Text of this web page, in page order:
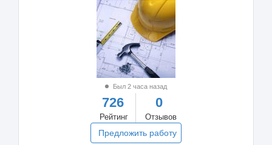
Был 2 часа назад
726
Рейтинг
0
Отзывов
Предложить работу